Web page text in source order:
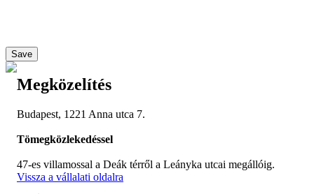
Save
Megközelítés
Budapest, 1221 Anna utca 7.
Tömegközlekedéssel
47-es villamossal a Deák térről a Leányka utcai megállóig.
Vissza a vállalati oldalra